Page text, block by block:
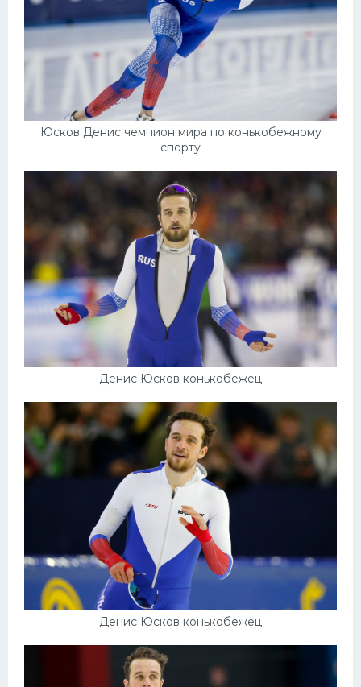
Юсков Денис чемпион мира по конькобежному
спорту
Денис Юсков конькобежец
Денис Юсков конькобежец